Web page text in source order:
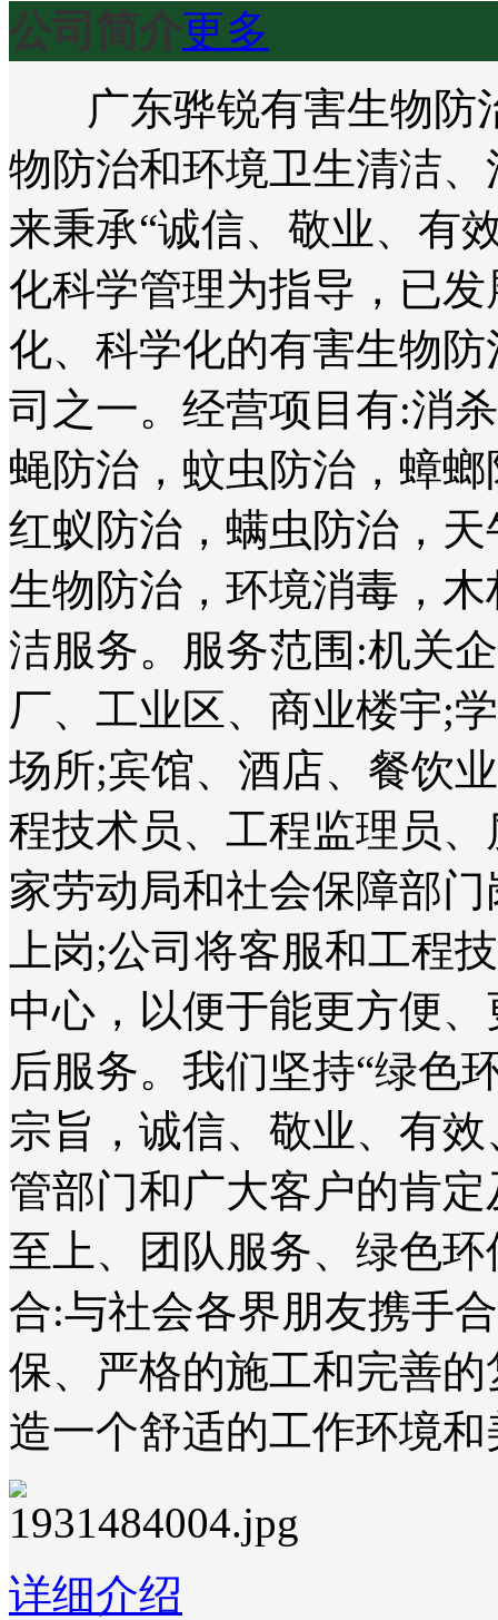
公司简介更多
广东骅锐有害生物防
物防治和环境卫生清洁
来秉承“诚信、敬业、有
化科学管理为指导，已
化、科学化的有害生物
司之一。经营项目有:消
蝇防治，蚊虫防治，蟑
红蚁防治，螨虫防治，
生物防治，环境消毒，
洁服务。服务范围:机关
厂、工业区、商业楼宇;
场所;宾馆、酒店、餐饮
程技术员、工程监理员
家劳动局和社会保障部
上岗;公司将客服和工程
中心，以便于能更方便
后服务。我们坚持“绿色
宗旨，诚信、敬业、有
管部门和广大客户的肯
至上、团队服务、绿色
合:与社会各界朋友携手
保、严格的施工和完善
造一个舒适的工作环境
详细介绍